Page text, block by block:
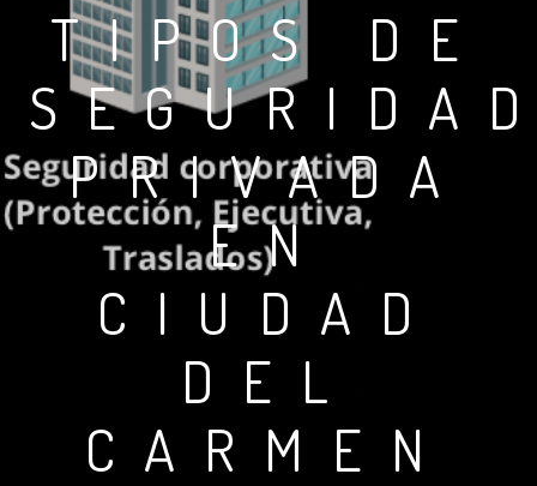
TIPOS DE
PRIVADA
EN
CIUDAD
DEL
CARMEN